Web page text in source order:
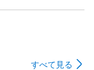
すべて見る